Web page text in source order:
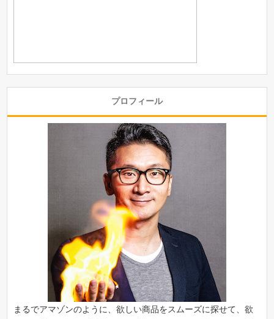
プロフィール
まるでアマゾンのように、欲しい商品をスムーズに探せて、欲